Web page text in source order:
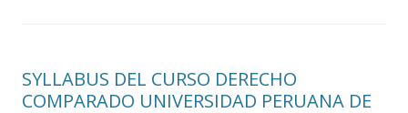
SYLLABUS DEL CURSO DERECHO
COMPARADO UNIVERSIDAD PERUANA DE